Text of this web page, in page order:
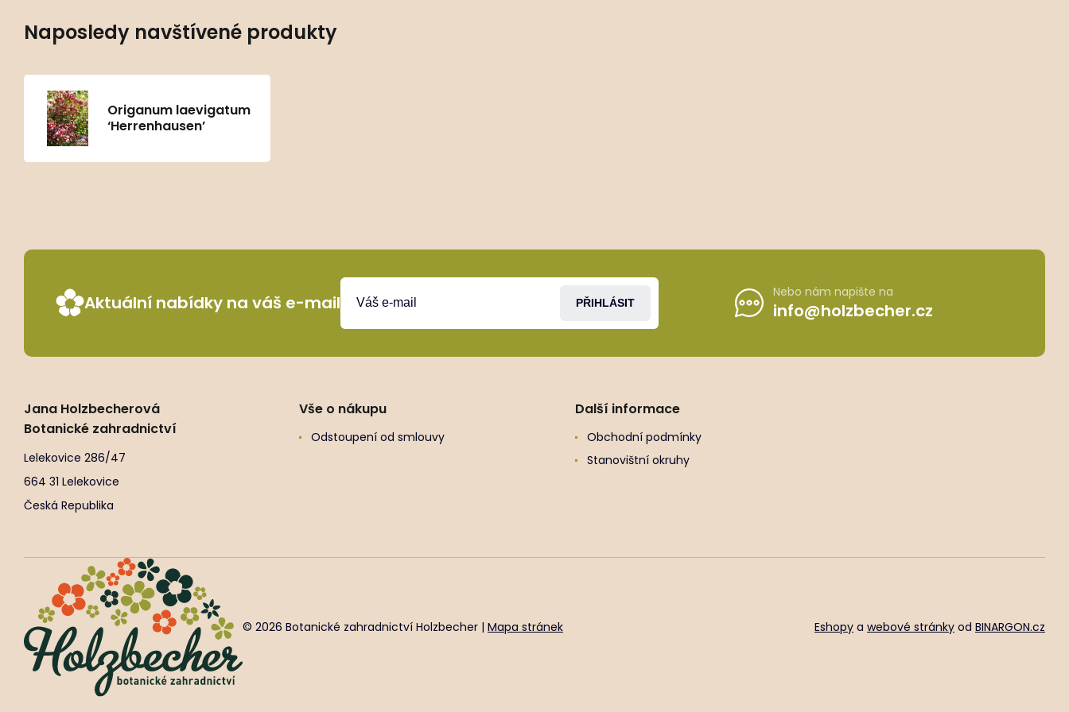
Naposledy navštívené produkty
Origanum laevigatum
‘Herrenhausen’
Aktuální nabídky na váš e-mail PŘIHLÁSIT
Nebo nám napište na
info@holzbecher.cz
Jana Holzbecherová
Botanické zahradnictví
Lelekovice 286/47
664 31 Lelekovice
Česká Republika
Vše o nákupu
Odstoupení od smlouvy
Další informace
Obchodní podmínky
Stanovištní okruhy
© 2026 Botanické zahradnictví Holzbecher | Mapa stránek Eshopy a webové stránky od BINARGON.cz